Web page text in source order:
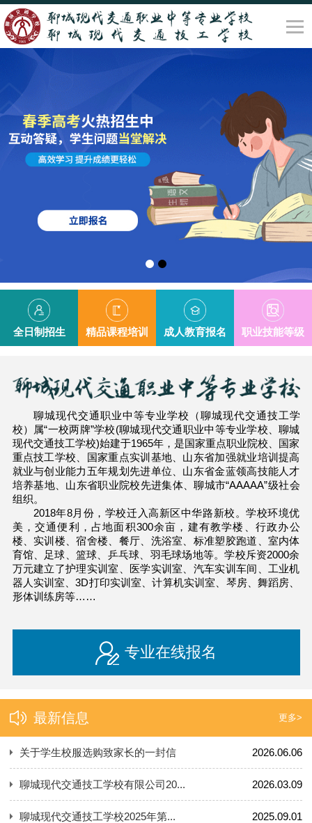
全日制招生 精品课程培训 成人教育报名 职业技能等级
聊城现代交通职业中等专业学校（聊城现代交通技工学
校）属“一校两牌”学校(聊城现代交通职业中等专业学校、聊城
现代交通技工学校)始建于1965年，是国家重点职业院校、国家
重点技工学校、国家重点实训基地、山东省加强就业培训提高
就业与创业能力五年规划先进单位、山东省金蓝领高技能人才
培养基地、山东省职业院校先进集体、聊城市“AAAAA”级社会
组织。
2018年8月份，学校迁入高新区中华路新校。学校环境优
美，交通便利，占地面积300余亩，建有教学楼、行政办公
楼、实训楼、宿舍楼、餐厅、洗浴室、标准塑胶跑道、室内体
育馆、足球、篮球、乒乓球、羽毛球场地等。学校斥资2000余
万元建立了护理实训室、医学实训室、汽车实训车间、工业机
器人实训室、3D打印实训室、计算机实训室、琴房、舞蹈房、
形体训练房等……
专业在线报名
最新信息 更多>
2026.06.06
关于学生校服选购致家长的一封信
2026.03.09
聊城现代交通技工学校有限公司20...
2025.09.01
聊城现代交通技工学校2025年第...